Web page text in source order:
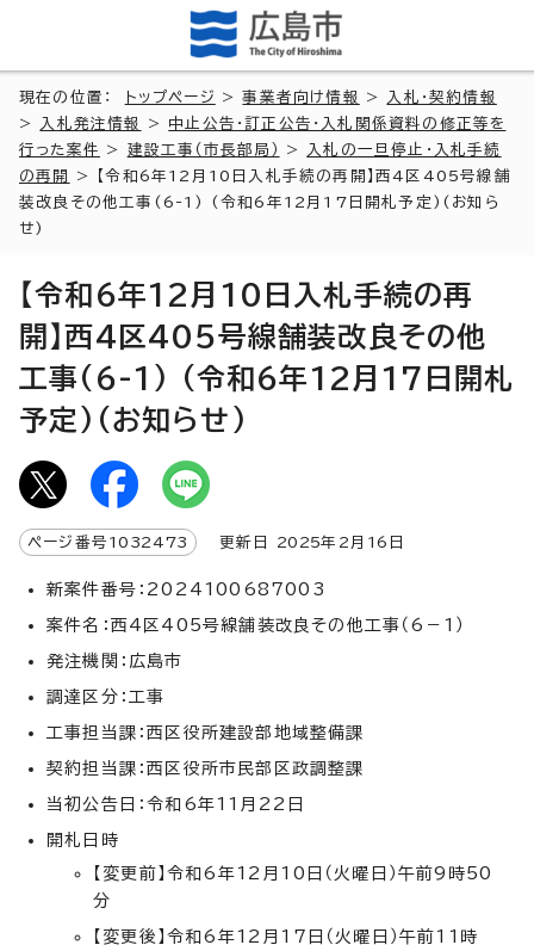
現在の位置： トップページ >事業者向け情報 >
入札・契約情報
>
入札発注情報 > 中止公告・訂正公告・入札関係資料の修正等を
行った案件
> 建設工事（市長部局） >
入札の一旦停止・入札手続
の再開
> 【令和6年12月10日入札手続の再開】西4区405号線舗
装改良その他工事(6-1) (令和6年12月17日開札予定)(お知ら
せ)
【令和6年12月10日入札手続の再
開】西4区405号線舗装改良その他
工事(6-1) (令和6年12月17日開札
予定)(お知らせ)
ページ番号 1032473 更新日 2025年2月 16 日
新案件番号：2024100687003
案件名：西4区405号線舗装改良その他工事（6－1）
発注機関：広島市
調達区分：工事
工事担当課：西区役所建設部地域整備課
契約担当課：西区役所市民部区政調整課
当初公告日：令和6年11月22日
開札日時
【変更前】令和6年12月10日（火曜日）午前9時50
分
【変更後】令和6年12月17日（火曜日）午前11時